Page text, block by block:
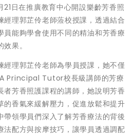
日在推廣教育中心開設樂齡芳香照
經理郭芷伶老師蒞校授課，透過結合
員能夠學會使用不同的精油和芳香療
果。
經理郭芷伶老師為學員授課，她不僅
Principal Tutor校長級講師的芳療
者芳香照護課程的講師，她說明芳香
的香氣來緩解壓力，促進放鬆和提升
帶領學員們深入了解芳香療法的背後
法配方與按摩技巧，讓學員透過調配